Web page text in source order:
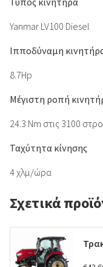
Yanmar LV100 Diesel
Ιπποδύναμη
8.7Hp
Μέγιστη ροπή
24.3 Nm στις 3100
Ταχύτητα κίνησης
4 χλμ/ώρα
Σχετικά